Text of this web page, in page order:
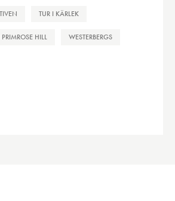
TUR I KÄRLEK
HILL WESTERBERGS